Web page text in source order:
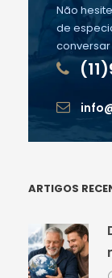
Não
de
ARTIGOS